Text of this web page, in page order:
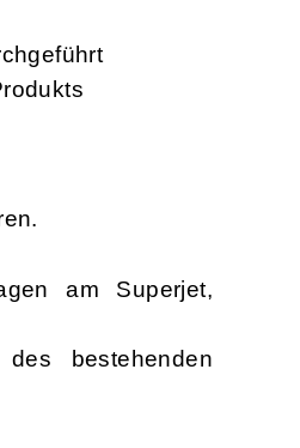
am Superjet,
bestehenden